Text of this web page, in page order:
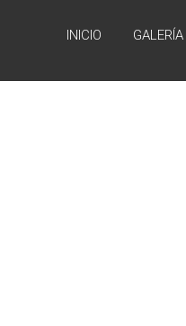
INICIO GALERÍA